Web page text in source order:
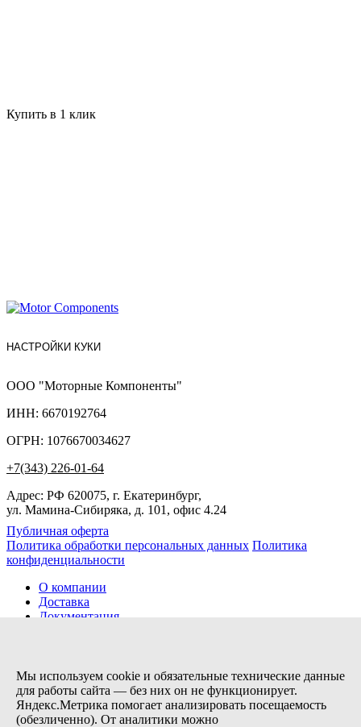
Купить в 1 клик
НАСТРОЙКИ КУКИ
ООО "Моторные Компоненты"
ИНН: 6670192764
ОГРН: 1076670034627
+7(343) 226-01-64
Адрес: РФ 620075, г. Екатеринбург,
ул. Мамина-Сибиряка, д. 101, офис 4.24
Публичная оферта
Политика обработки персональных данных Политика
конфиденциальности
О компании
Доставка
Документация
Контакты
Заказов сегодня / Всего
Мы используем cookie и обязательные технические данные
для работы сайта — без них он не функционирует.
Яндекс.Метрика помогает анализировать посещаемость
(обезличенно). От аналитики можно